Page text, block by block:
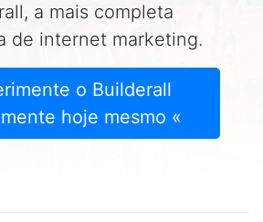
a mais completa
de internet marketing.
o Builderall
hoje mesmo «